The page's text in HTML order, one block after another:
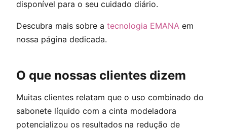
disponível para o seu cuidado diário.
Descubra mais sobre a tecnologia EMANA em
nossa página dedicada.
O que nossas clientes dizem
Muitas clientes relatam que o uso combinado do
sabonete líquido com a cinta modeladora
potencializou os resultados na redução de